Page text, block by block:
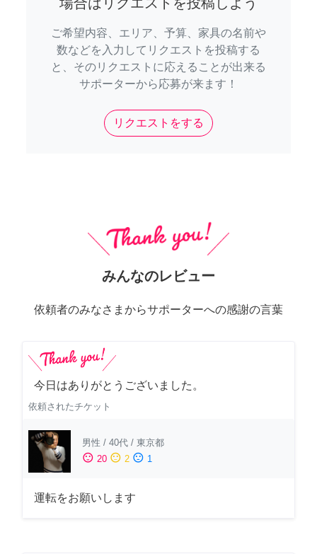
ご希望内容、エリア、予算、家具の名前や
数などを入力してリクエストを投稿する
と、そのリクエストに応えることが出来る
サポーターから応募が来ます！
リクエストをする
みんなのレビュー
依頼者のみなさまからサポーターへの感謝の言葉
今日はありがとうございました。
依頼されたチケット
男性 / 40代 / 東京都
sentiment_satisfied 20 sentiment_neutral 2 sentiment_dissatisfied 1
運転をお願いします